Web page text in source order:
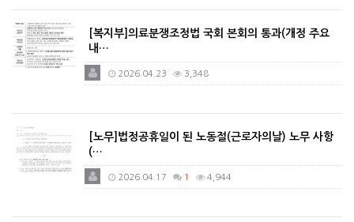
[복지부]의료분쟁조정법 국회 본회의 통과(개정 주요
내…
2026.04.23 3,348
[노무]법정공휴일이 된 노동절(근로자의날) 노무 사항
(…
2026.04.17 1 4,944